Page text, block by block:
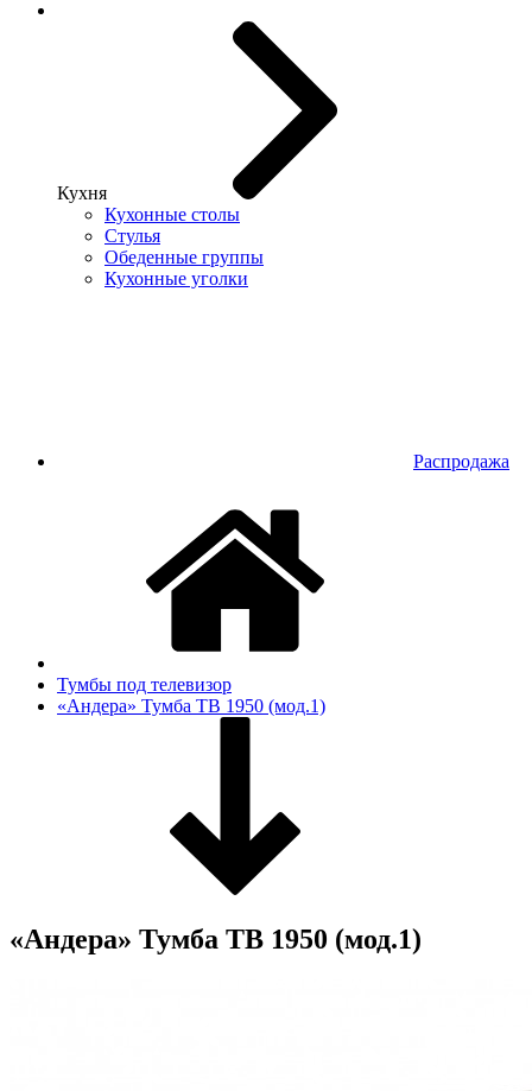
Кухня
Кухонные столы
Стулья
Обеденные группы
Кухонные уголки
Распродажа
Тумбы под телевизор
«Андера» Тумба ТВ 1950 (мод.1)
«Андера» Тумба ТВ 1950 (мод.1)